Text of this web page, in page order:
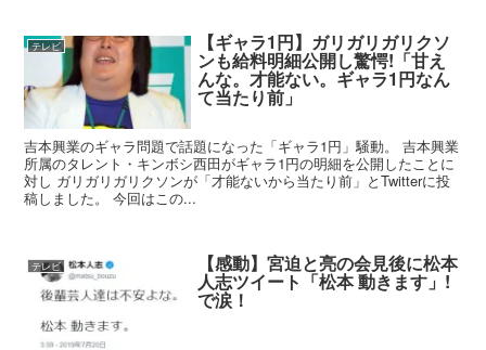
テレビ 【ギャラ1円】ガリガリガリクソ
ンも給料明細公開し驚愕!「甘え
んな。才能ない。ギャラ1円なん
て当たり前」
吉本興業のギャラ問題で話題になった「ギャラ1円」騒動。 吉本興業
所属のタレント・キンボシ西田がギャラ1円の明細を公開したことに
対し ガリガリガリクソンが「才能ないから当たり前」とTwitterに投
稿しました。 今回はこの...
テレビ 【感動】宮迫と亮の会見後に松本
人志ツイート「松本 動きます」!
で涙！